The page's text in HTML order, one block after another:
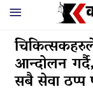
आन्दोलन
सबै सेवा ठप्प